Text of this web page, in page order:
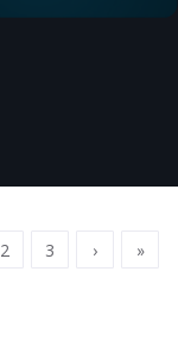
2 3 › »